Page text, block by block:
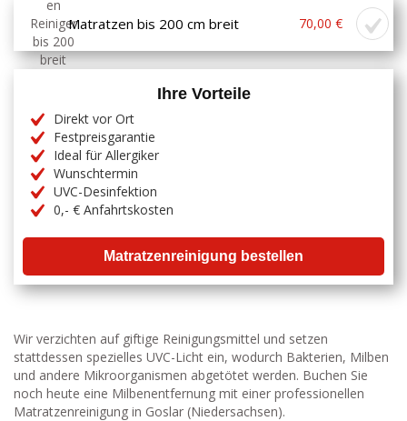
Matratzen bis 200 cm breit 70,00 €
Ihre Vorteile
Direkt vor Ort
Festpreisgarantie
Ideal für Allergiker
Wunschtermin
UVC-Desinfektion
0,- € Anfahrtskosten
Matratzenreinigung bestellen
Wir verzichten auf giftige Reinigungsmittel und setzen
stattdessen spezielles UVC-Licht ein, wodurch Bakterien, Milben
und andere Mikroorganismen abgetötet werden. Buchen Sie
noch heute eine Milbenentfernung mit einer professionellen
Matratzenreinigung in Goslar (Niedersachsen).